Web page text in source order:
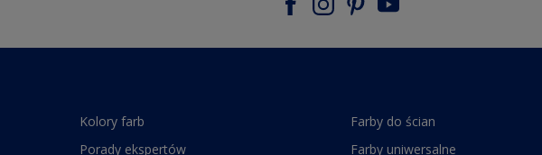
Kolory farb
Porady ekspertów
Farby do ścian
Farby uniwersalne